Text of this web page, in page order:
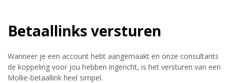
Betaallinks versturen
Wanneer je een account hebt aangemaakt en onze consultants
de koppeling voor jou hebben ingericht, is het versturen van een
Mollie-betaallink heel simpel.